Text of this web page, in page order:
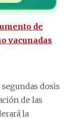
de
vacunadas
dosis
de las
la